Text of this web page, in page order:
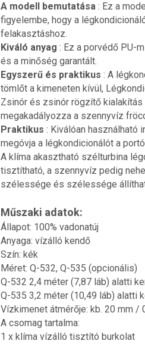
A modell bemutatása : Ez a
figyelembe, hogy a
felakasztáshoz.
Kiváló anyag : Ez a porvédő PU-
és a minőség garantált.
Egyszerű és praktikus : A
tömlőt a kimeneten kívül,
Zsinór és zsinór rögzítő
megakadályozza a szennyvíz
Praktikus : Kiválóan használható
megóvja a légkondicionálót a
A klíma akasztható szélturbina
tisztítható, a szennyvíz pedig
szélessége és szélessége
Műszaki adatok:
Állapot: 100% vadonatúj
Anyaga: vízálló kendő
Szín: kék
Méret: Q-532, Q-535 (opcionális)
Q-532 2,4 méter (7,87 láb) alatti
Q-535 3,2 méter (10,49 láb) alatti
Vízkimenet átmérője: kb. 20 mm /
A csomag tartalma:
1 x klíma vízálló tisztító burkolat